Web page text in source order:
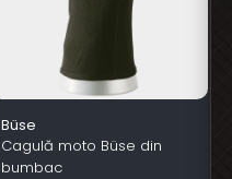
Büse
Cagulă moto Büse din
bumbac